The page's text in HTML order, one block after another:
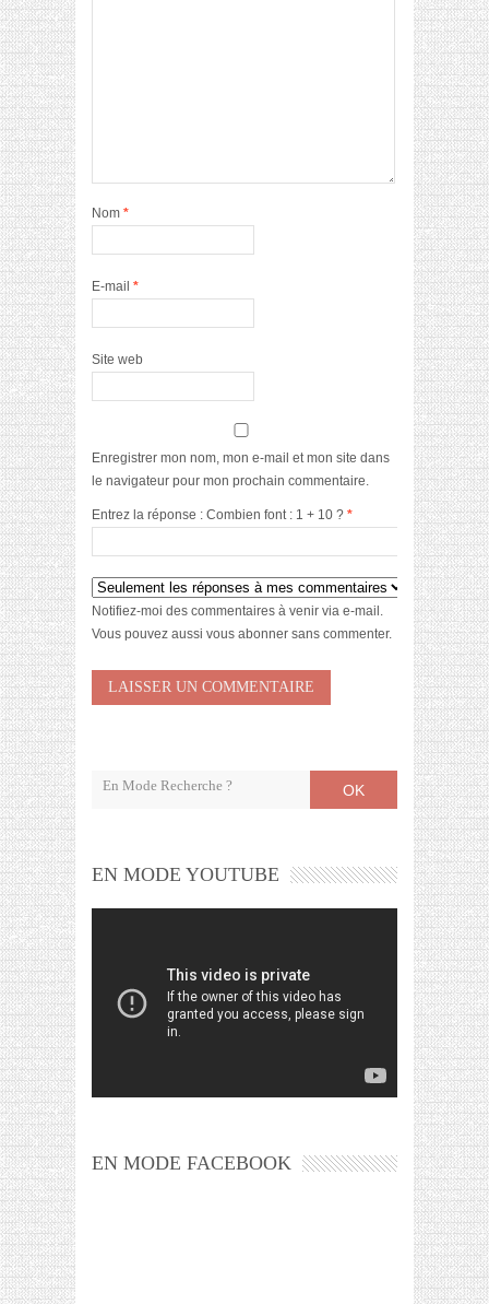
Nom *
E-mail *
Site web
Enregistrer mon nom, mon e-mail et mon site dans
le navigateur pour mon prochain commentaire.
Entrez la réponse : Combien font : 1 + 10 ? *
Notifiez-moi des commentaires à venir via e-mail.
Vous pouvez aussi vous abonner sans commenter.
OK
EN MODE YOUTUBE
EN MODE FACEBOOK